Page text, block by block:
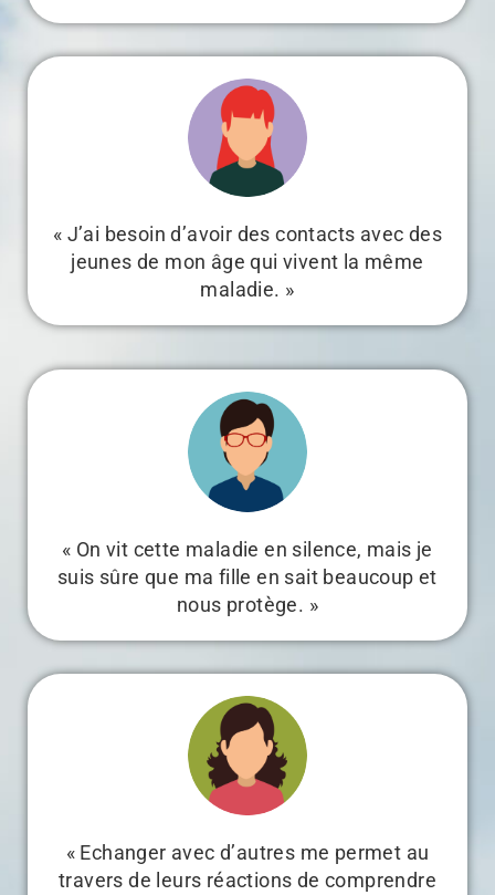
« J’ai besoin d’avoir des contacts avec des
jeunes de mon âge qui vivent la même
maladie. »
« On vit cette maladie en silence, mais je
suis sûre que ma fille en sait beaucoup et
nous protège. »
« Echanger avec d’autres me permet au
travers de leurs réactions de comprendre